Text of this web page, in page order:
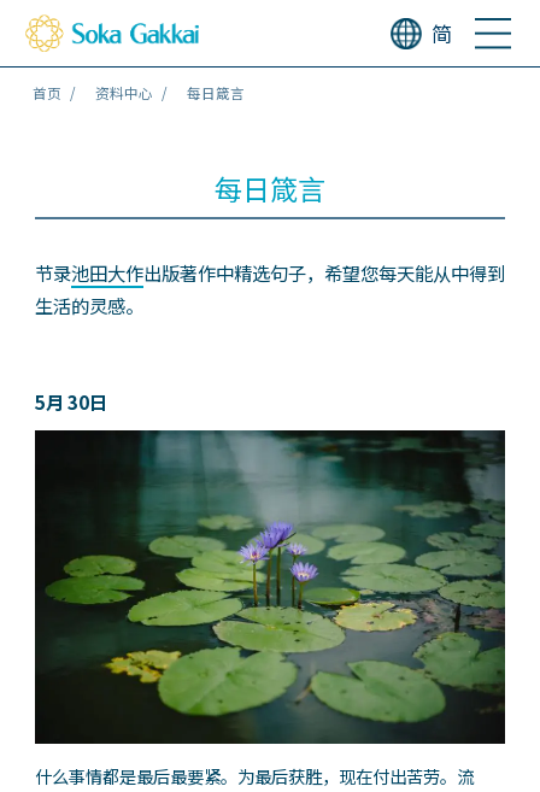
简
首页 资料中心 每日箴言
每日箴言
节录池田大作出版著作中精选句子，希望您每天能从中得到
生活的灵感。
5月 30日
什么事情都是最后最要紧。为最后获胜，现在付出苦劳。流